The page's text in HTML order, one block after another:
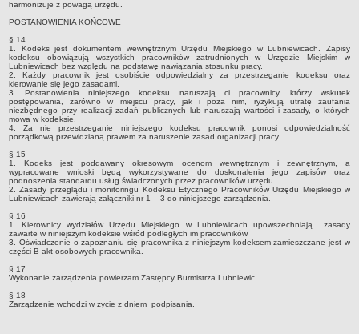
Opłaty i podatki
Zagospodarowanie przestrzenne
Programy i inne zamierzenia
Taryfy dla zbiorowego zaopatrzenia w wodę i zbiorowego
odprowadzania ścieków
Raport o stanie gminy Lubniewice
Zabytki gminne
PLANY, STUDIUM UWARUNKOWAŃ I KIERUNKÓW ZAGOSPODAROWANIA
PRZESTRZENNEGO
Zagospodarowanie przestrzenne
Plan ogólny
Plan ogólny - opiniowanie i uzgadnianie
MPZP.2_XIV.105.2000
harmonizuje z powagą urzędu.
POSTANOWIENIA KOŃCOWE
§ 14
1. Kodeks jest dokumentem wewnętrznym Urzędu Miejskiego w Lubniewicach. Zapisy
kodeksu obowiązują wszystkich pracowników zatrudnionych w Urzędzie Miejskim w
Lubniewicach bez względu na podstawę nawiązania stosunku pracy.
2. Każdy pracownik jest osobiście odpowiedzialny za przestrzeganie kodeksu oraz
kierowanie się jego zasadami.
3. Postanowienia niniejszego kodeksu naruszają ci pracownicy, którzy wskutek
postępowania, zarówno w miejscu pracy, jak i poza nim, ryzykują utratę zaufania
niezbędnego przy realizacji zadań publicznych lub naruszają wartości i zasady, o których
mowa w kodeksie.
4. Za nie przestrzeganie niniejszego kodeksu pracownik ponosi odpowiedzialność
porządkową przewidzianą prawem za naruszenie zasad organizacji pracy.
§ 15
1. Kodeks jest poddawany okresowym ocenom wewnętrznym i zewnętrznym, a
wypracowane wnioski będą wykorzystywane do doskonalenia jego zapisów oraz
podnoszenia standardu usług świadczonych przez pracowników urzędu.
2. Zasady przeglądu i monitoringu Kodeksu Etycznego Pracowników Urzędu Miejskiego w
Lubniewicach zawierają załączniki nr 1 – 3 do niniejszego zarządzenia.
§ 16
1. Kierownicy wydziałów Urzędu Miejskiego w Lubniewicach upowszechniają zasady
zawarte w niniejszym kodeksie wśród podległych im pracowników.
3. Oświadczenie o zapoznaniu się pracownika z niniejszym kodeksem zamieszczane jest w
części B akt osobowych pracownika.
§ 17
Wykonanie zarządzenia powierzam Zastępcy Burmistrza Lubniewic.
§ 18
Zarządzenie wchodzi w życie z dniem podpisania.